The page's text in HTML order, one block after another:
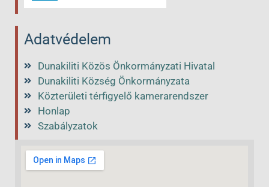
Adatvédelem
Dunakiliti Közös Önkormányzati Hivatal
Dunakiliti Község Önkormányzata
Közterületi térfigyelő kamerarendszer
Honlap
Szabályzatok